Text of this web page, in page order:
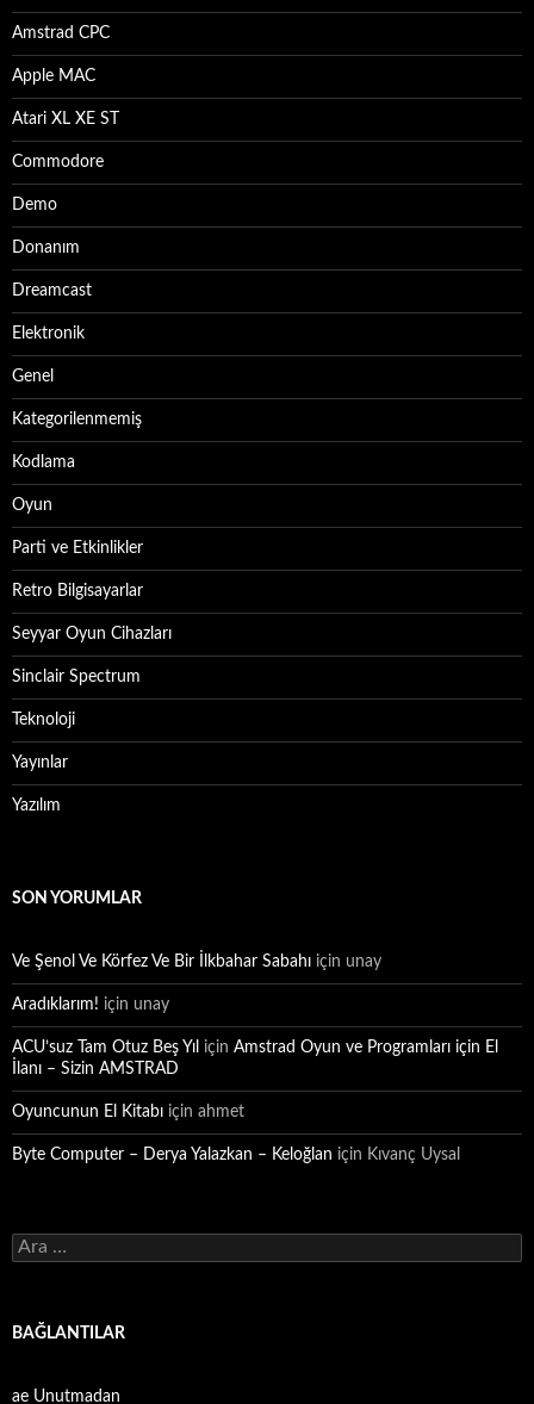
Amstrad CPC
Apple MAC
Atari XL XE ST
Commodore
Demo
Donanım
Dreamcast
Elektronik
Genel
Kategorilenmemiş
Kodlama
Oyun
Parti ve Etkinlikler
Retro Bilgisayarlar
Seyyar Oyun Cihazları
Sinclair Spectrum
Teknoloji
Yayınlar
Yazılım
SON YORUMLAR
Ve Şenol Ve Körfez Ve Bir İlkbahar Sabahı için unay
Aradıklarım! için unay
ACU’suz Tam Otuz Beş Yıl için Amstrad Oyun ve Programları için El
İlanı – Sizin AMSTRAD
Oyuncunun El Kitabı için ahmet
Byte Computer – Derya Yalazkan – Keloğlan için Kıvanç Uysal
Arama:
BAĞLANTILAR
ae Unutmadan